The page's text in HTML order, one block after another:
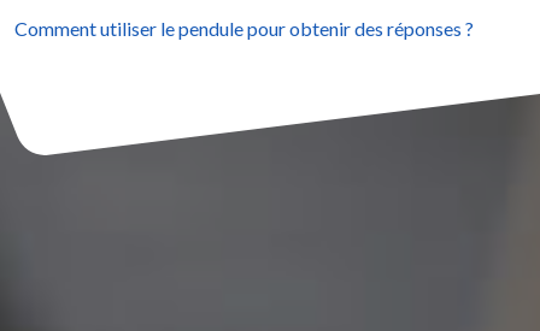
Comment utiliser le pendule pour obtenir des réponses ?